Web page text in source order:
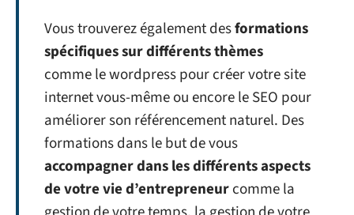
Vous trouverez également desformations
spécifiques sur différents thèmes
comme le wordpress pour créer votre site
internet vous-même ou encore le SEO pour
améliorer son référencement naturel. Des
formations dans le but de vous
accompagner dans les différents aspects
de votre vie d’entrepreneurcomme la